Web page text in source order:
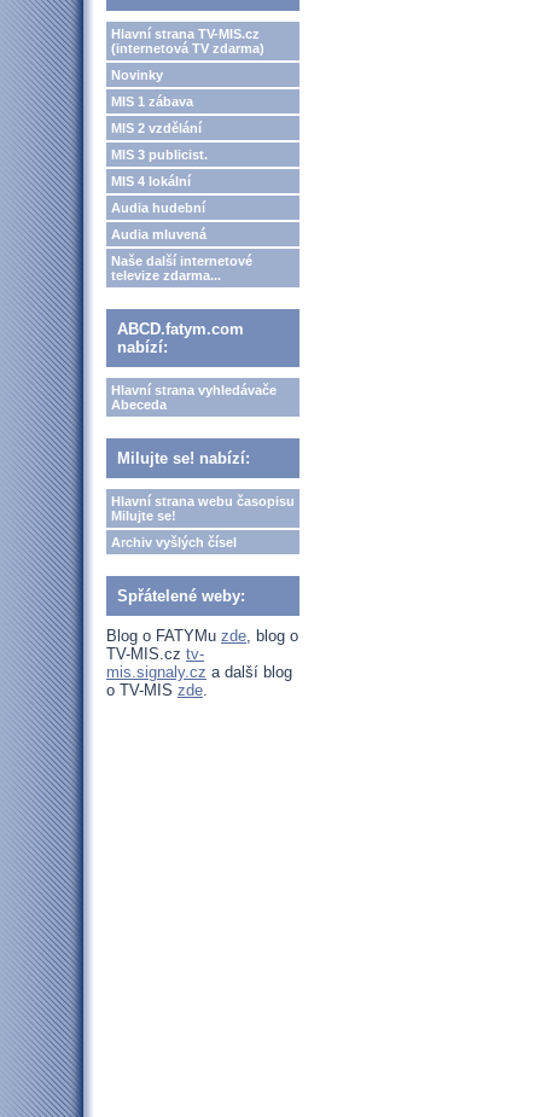
Hlavní strana TV-MIS.cz
(internetová TV zdarma)
Novinky
MIS 1 zábava
MIS 2 vzdělání
MIS 3 publicist.
MIS 4 lokální
Audia hudební
Audia mluvená
Naše další internetové
televize zdarma...
ABCD.fatym.com
nabízí:
Hlavní strana vyhledávače
Abeceda
Milujte se! nabízí:
Hlavní strana webu časopisu
Milujte se!
Archiv vyšlých čísel
Spřátelené weby:
Blog o FATYMu zde, blog o
TV-MIS.cz tv-
mis.signaly.cz a další blog
o TV-MIS zde.